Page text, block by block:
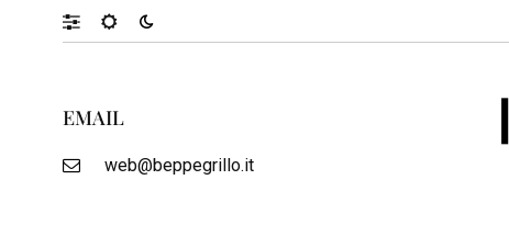
EMAIL
web@beppegrillo.it